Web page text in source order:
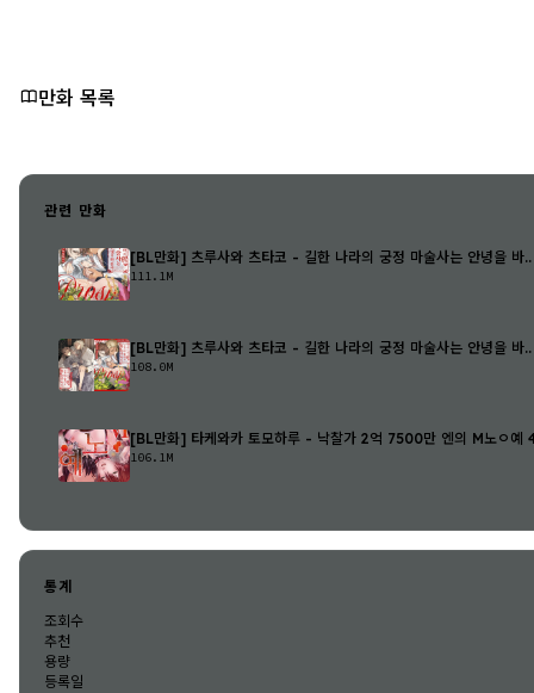
만화 목록
관련 만화
[BL만화] 츠루사와 츠타코 - 길한 나라의 궁정 마술사는 안녕을 바..
111.1M
[BL만화] 츠루사와 츠타코 - 길한 나라의 궁정 마술사는 안녕을 바..
108.0M
[BL만화] 타케와카 토모하루 - 낙찰가 2억 7500만 엔의 M노ㅇ예
106.1M
통계
조회수
추천
용량
등록일